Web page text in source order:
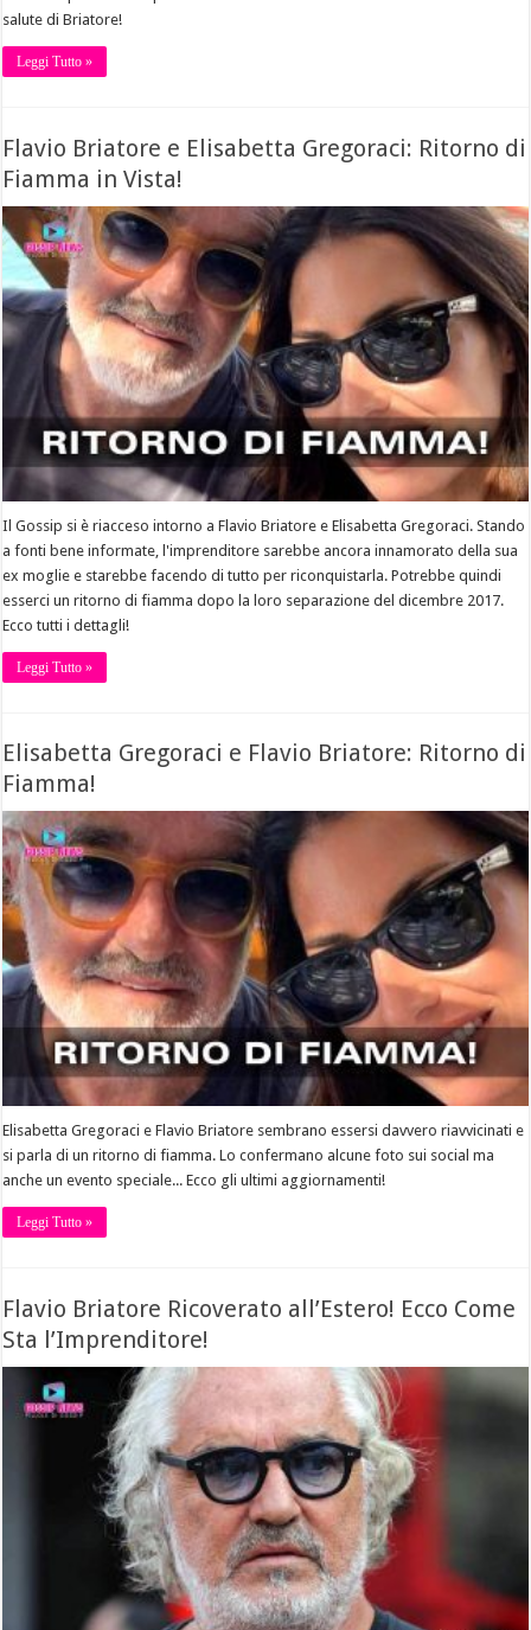
salute di Briatore!
Leggi Tutto »
Flavio Briatore e Elisabetta Gregoraci: Ritorno di
Fiamma in Vista!
Il Gossip si è riacceso intorno a Flavio Briatore e Elisabetta Gregoraci. Stando
a fonti bene informate, l'imprenditore sarebbe ancora innamorato della sua
ex moglie e starebbe facendo di tutto per riconquistarla. Potrebbe quindi
esserci un ritorno di fiamma dopo la loro separazione del dicembre 2017.
Ecco tutti i dettagli!
Leggi Tutto »
Elisabetta Gregoraci e Flavio Briatore: Ritorno di
Fiamma!
Elisabetta Gregoraci e Flavio Briatore sembrano essersi davvero riavvicinati e
si parla di un ritorno di fiamma. Lo confermano alcune foto sui social ma
anche un evento speciale... Ecco gli ultimi aggiornamenti!
Leggi Tutto »
Flavio Briatore Ricoverato all’Estero! Ecco Come
Sta l’Imprenditore!